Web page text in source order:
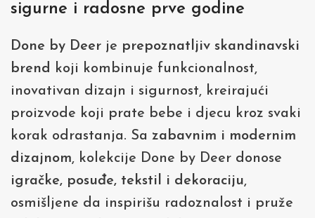
sigurne i radosne prve godine
Done by Deer je prepoznatljiv skandinavski
brend koji kombinuje funkcionalnost,
inovativan dizajn i sigurnost, kreirajući
proizvode koji prate bebe i djecu kroz svaki
korak odrastanja. Sa zabavnim i modernim
dizajnom, kolekcije Done by Deer donose
igračke, posuđe, tekstil i dekoraciju,
osmišljene da inspirišu radoznalost i pruže